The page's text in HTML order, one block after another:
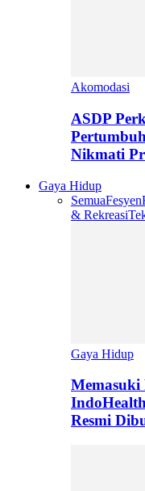
Akomodasi
ASDP
Nikmati
Gaya Hidup
SemuaFesyen
& Rekreasi
Gaya Hidup
Memasuki
Resmi